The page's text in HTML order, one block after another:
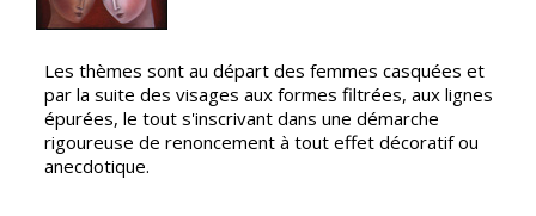
Les thèmes sont au départ des femmes casquées et
par la suite des visages aux formes filtrées, aux lignes
épurées, le tout s'inscrivant dans une démarche
rigoureuse de renoncement à tout effet décoratif ou
anecdotique.